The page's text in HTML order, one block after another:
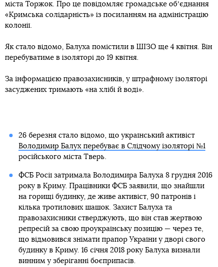
міста Торжок. Про це повідомляє громадське обʼєднання
«Кримська солідарність» із посиланням на адміністрацію
колонії.
Як стало відомо, Балуха помістили в ШІЗО ще 4 квітня. Він
перебуватиме в ізоляторі до 19 квітня.
За інформацією правозахисників, у штрафному ізоляторі
засуджених тримають «на хлібі й воді».
26 березня стало відомо, що український активіст
Володимир Балух перебуває в Слідчому ізоляторі №1
російського міста Тверь.
ФСБ Росії затримала Володимира Балуха 8 грудня 2016
року в Криму. Працівники ФСБ заявили, що знайшли
на горищі будинку, де живе активіст, 90 патронів і
кілька тротилових шашок. Захист Балуха та
правозахисники стверджують, що він став жертвою
репресій за свою проукраїнську позицію — через те,
що відмовився знімати прапор України у дворі свого
будинку в Криму. 16 січня 2018 року Балуха визнали
винним у зберіганні боєприпасів.